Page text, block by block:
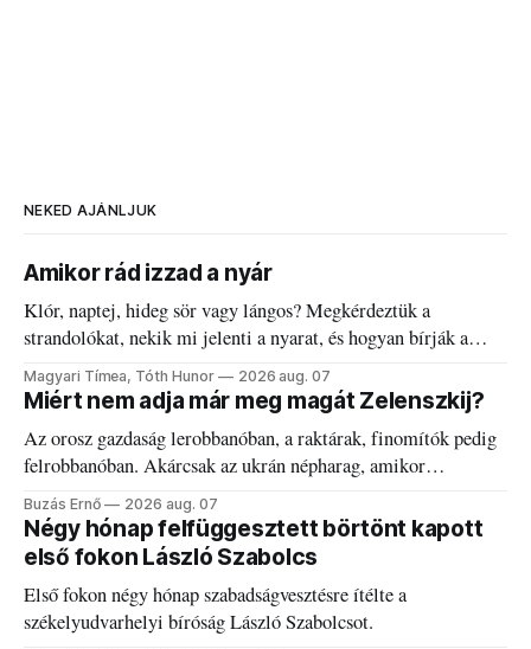
NEKED AJÁNLJUK
Amikor rád izzad a nyár
Klór, naptej, hideg sör vagy lángos? Megkérdeztük a
strandolókat, nekik mi jelenti a nyarat, és hogyan bírják a
kánikulát.
Magyari Tímea, Tóth Hunor 2026 aug. 07
Miért nem adja már meg magát Zelenszkij?
Az orosz gazdaság lerobbanóban, a raktárak, finomítók pedig
felrobbanóban. Akárcsak az ukrán népharag, amikor
elégedetlen vezetőivel.
Buzás Ernő 2026 aug. 07
Négy hónap felfüggesztett börtönt kapott
első fokon László Szabolcs
Első fokon négy hónap szabadságvesztésre ítélte a
székelyudvarhelyi bíróság László Szabolcsot.